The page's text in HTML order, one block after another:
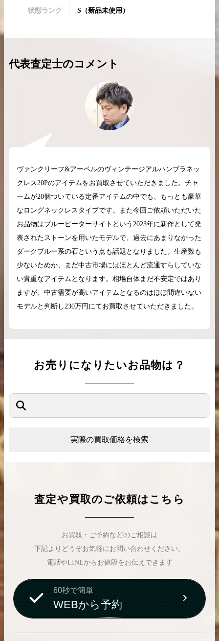
希少なリザード素材のバーキンの買取価格や
高く売るためのポイントを徹底解説
コラムをさらにみる
状態ランク S （新品未使用 ）
代表査定士のコメント
ヴァンクリーフ&アーペルのヴィンテージアルハンブラネッ
クレス20Pのアイテムをお買取させていただきました。チャ
ームが20個ついている定番アイテムの中でも、もっとも豪華
なロングネックレスタイプです。また今回ご依頼いただいた
お品物はブルーピーターサイトという2023年に新作として発
表されたストーンを用いたモデルで、過去にあまりなかった
ダークブルー系の石という点も話題となりました。生産数も
少ないためか、まだ中古市場にはほとんど流通すらしていな
い貴重なアイテムとなります。相場自体まだ不安定ではあり
ますが、中古需要が高いアイテムとなるのはほぼ間違いない
モデルと判断し230万円にてお買取させていただきました。
お売りになりたいお品物は？
実際の買取価格を検索
査定や買取のご依頼はこちら
お買取・ご予約などのご相談は
下記よりどうぞお気軽にお問い合わせください。
電話やLINEからお値段をお伝えできます
60秒で簡単
WEBから予約